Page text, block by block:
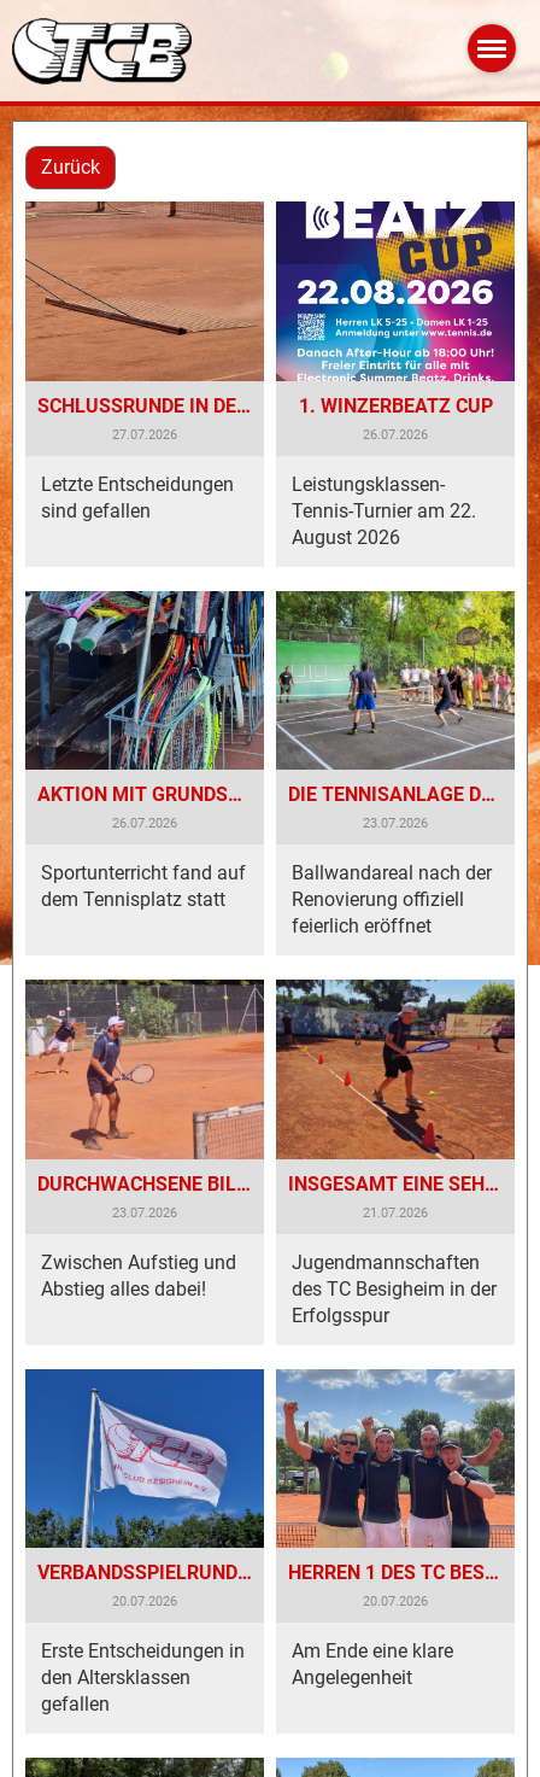
Zurück
SCHLUSSRUNDE IN DER VERBANDSRUNDE 2026
27.07.2026
Letzte Entscheidungen
sind gefallen
1. WINZERBEATZ CUP
26.07.2026
Leistungsklassen-
Tennis-Turnier am 22.
August 2026
AKTION MIT GRUNDSCHULKLASSE BEI HERRLICHEM WETTER
26.07.2026
Sportunterricht fand auf
dem Tennisplatz statt
DIE TENNISANLAGE DES TC BESIGHEIM IST UM EINE ATTRAKTION REICHER
23.07.2026
Ballwandareal nach der
Renovierung offiziell
feierlich eröffnet
DURCHWACHSENE BILANZ BEI DEN AKTIVEN
23.07.2026
Zwischen Aufstieg und
Abstieg alles dabei!
INSGESAMT EINE SEHR POSITIVE BILANZ
21.07.2026
Jugendmannschaften
des TC Besigheim in der
Erfolgsspur
VERBANDSSPIELRUNDE AUF DER ZIELGERADEN
20.07.2026
Erste Entscheidungen in
den Altersklassen
gefallen
HERREN 1 DES TC BESIGHEIM STEIGEN IN WÜRTTEMBERGSTAFFEL AUF
20.07.2026
Am Ende eine klare
Angelegenheit